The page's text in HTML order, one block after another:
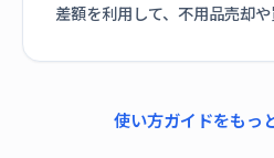
差額を利用して、不用品売却や
使い方ガイドをもっ